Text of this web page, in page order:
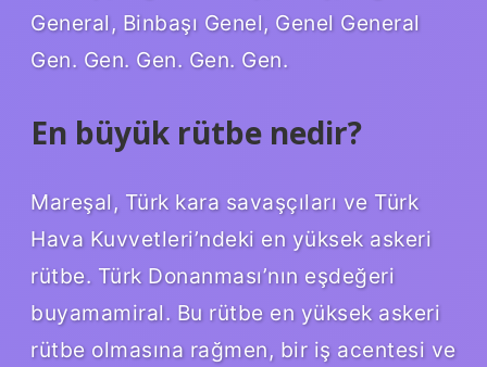
General, Binbaşı Genel, Genel General
Gen. Gen. Gen. Gen. Gen.
En büyük rütbe nedir?
Mareşal, Türk kara savaşçıları ve Türk
Hava Kuvvetleri’ndeki en yüksek askeri
rütbe. Türk Donanması’nın eşdeğeri
buyamamiral. Bu rütbe en yüksek askeri
rütbe olmasına rağmen, bir iş acentesi ve